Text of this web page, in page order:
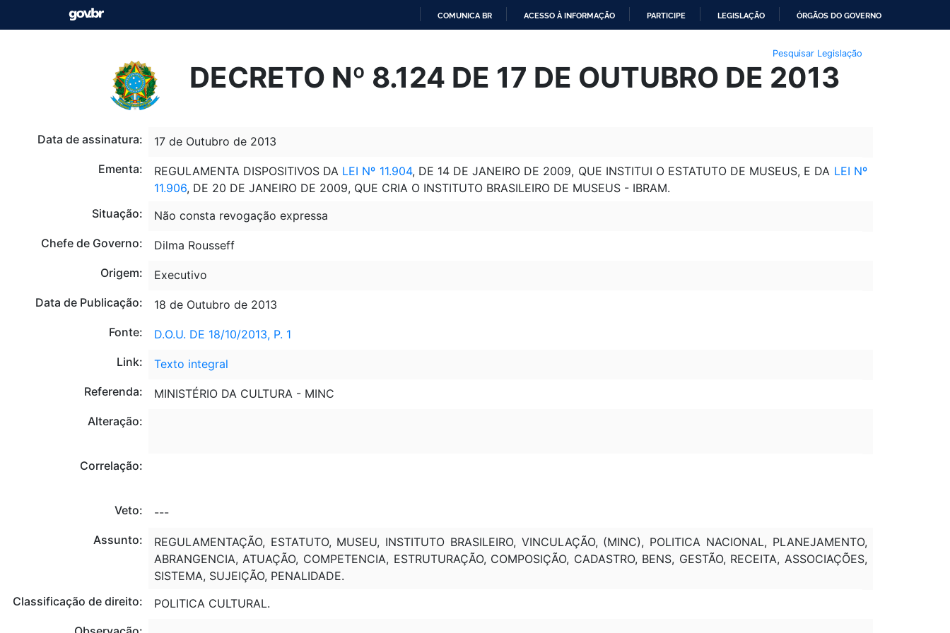
O
CONTEÚDO
COMUNICA BR ACESSO À INFORMAÇÃO PARTICIPE LEGISLAÇÃO ÓRGÃOS DO GOVERNO
Pesquisar Legislação
DECRETO Nº 8.124 DE 17 DE OUTUBRO DE 2013
Data de assinatura:
17 de Outubro de 2013
Ementa:
REGULAMENTA DISPOSITIVOS DA LEI Nº 11.904, DE 14 DE JANEIRO DE 2009, QUE INSTITUI O ESTATUTO DE MUSEUS, E DA LEI Nº
11.906, DE 20 DE JANEIRO DE 2009, QUE CRIA O INSTITUTO BRASILEIRO DE MUSEUS - IBRAM.
Situação:
Não consta revogação expressa
Chefe de Governo:
Dilma Rousseff
Origem:
Executivo
Data de Publicação:
18 de Outubro de 2013
Fonte:
D.O.U. DE 18/10/2013, P. 1
Link:
Texto integral
Referenda:
MINISTÉRIO DA CULTURA - MINC
Alteração:
Correlação:
Veto:
---
Assunto:
REGULAMENTAÇÃO, ESTATUTO, MUSEU, INSTITUTO BRASILEIRO, VINCULAÇÃO, (MINC), POLITICA NACIONAL, PLANEJAMENTO,
ABRANGENCIA, ATUAÇÃO, COMPETENCIA, ESTRUTURAÇÃO, COMPOSIÇÃO, CADASTRO, BENS, GESTÃO, RECEITA, ASSOCIAÇÕES,
SISTEMA, SUJEIÇÃO, PENALIDADE.
Classificação de direito:
POLITICA CULTURAL.